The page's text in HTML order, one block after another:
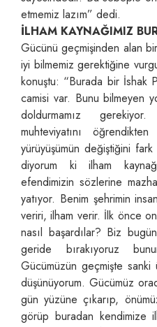
etmemiz lazım” dedi.
İLHAM KAYNAĞIMIZ
Gücünü geçmişinden alan
iyi bilmemiz gerektiğine
konuştu: “Burada bir İshak
camisi var. Bunu bilmeyen
doldurmamız
muhteviyatını
yürüyüşümün değiştiğini
diyorum ki ilham
efendimizin sözlerine
yatıyor. Benim şehrimin
veriri, ilham verir. İlk önce
nasıl başardılar? Biz
geride bırakıyoruz
Gücümüzün geçmişte sanki
düşünüyorum. Gücümüz
gün yüzüne çıkarıp,
görüp buradan kendimize